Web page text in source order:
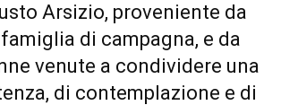
Arsizio, proveniente da
di campagna, e da
venute a condividere una
di contemplazione e di